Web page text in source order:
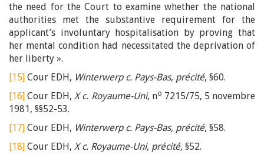
the need for the Court to examine whether the national
authorities met the substantive requirement for the
applicant’s involuntary hospitalisation by proving that
her mental condition had necessitated the deprivation of
her liberty ».
[15] Cour EDH, Winterwerp c. Pays-Bas, précité, §60.
[16] Cour EDH,X c. Royaume-Uni, no 7215/75, 5 novembre
1981, §§52-53.
[17] Cour EDH, Winterwerp c. Pays-Bas, précité, §58.
[18] Cour EDH, X c. Royaume-Uni, précité, §52.